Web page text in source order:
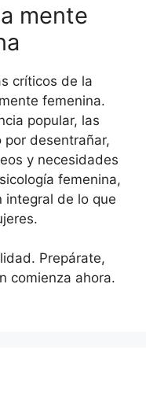
mente
críticos de la
femenina.
popular, las
por desentrañar,
y necesidades
femenina,
integral de lo que
Prepárate,
comienza ahora.